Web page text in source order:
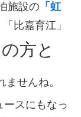
施設の「虹
比嘉育江」
方と
ませんね。
スにもなっ